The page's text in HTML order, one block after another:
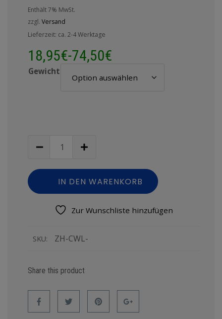
Enthält 7% MwSt.
zzgl. Versand
Lieferzeit: ca. 2-4 Werktage
18,95€-74,50€
Gewicht
IN DEN WARENKORB
Zur Wunschliste hinzufügen
SKU: ZH-CWL-
Share this product